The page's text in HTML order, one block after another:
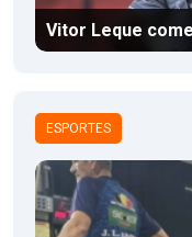
Vitor Leque
ESPORTES